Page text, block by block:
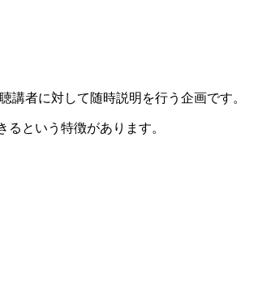
講者に対して随時説明を行う企画です。
という特徴があります。